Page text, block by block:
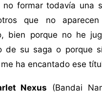
formar todavía una
que no
bien porque no he
de su saga o porque
ha encantado ese
Nexus (Bandai